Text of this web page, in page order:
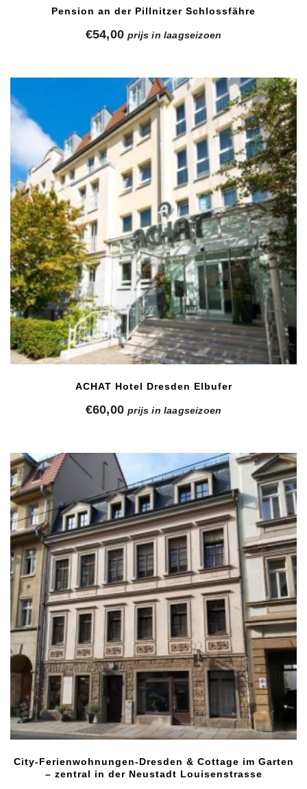
Pension an der Pillnitzer Schlossfähre
€54,00 prijs in laagseizoen
ACHAT Hotel Dresden Elbufer
€60,00 prijs in laagseizoen
City-Ferienwohnungen-Dresden & Cottage im Garten
– zentral in der Neustadt Louisenstrasse